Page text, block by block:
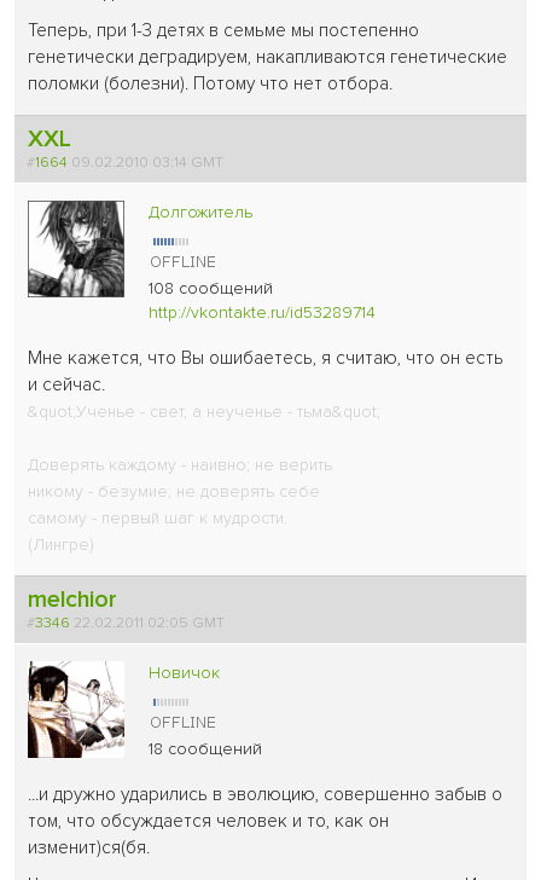
Теперь, при 1-3 детях в семьме мы постепенно
генетически деградируем, накапливаются генетические
поломки (болезни). Потому что нет отбора.
XXL
#1664 09.02.2010 03:14 GMT
Долгожитель
108 сообщений
http://vkontakte.ru/id53289714
Мне кажется, что Вы ошибаетесь, я считаю, что он есть
и сейчас.
&quot;Ученье - свет, а неученье - тьма&quot;
Доверять каждому - наивно; не верить
никому - безумие; не доверять себе
самому - первый шаг к мудрости.
(Лингре)
melchior
#3346 22.02.2011 02:05 GMT
Новичок
18 сообщений
...и дружно ударились в эволюцию, совершенно забыв о
том, что обсуждается человек и то, как он
изменит)ся(бя.